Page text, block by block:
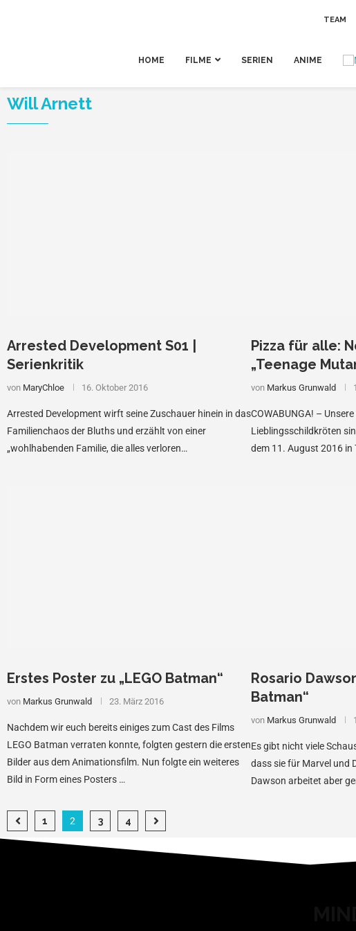
TEAM
HOME FILME SERIEN ANIME
Will Arnett
Arrested Development S01 |
Serienkritik
von MaryChloe 16. Oktober 2016
Arrested Development wirft seine Zuschauer hinein in das
Familienchaos der Bluths und erzählt von einer
„wohlhabenden Familie, die alles verloren…
Pizza für alle:
„Teenage
von Markus Grunwald
COWABUNGA! –
Lieblingsschildkröten
dem 11. August 2016 in
Erstes Poster zu „LEGO Batman“
von Markus Grunwald 23. März 2016
Nachdem wir euch bereits einiges zum Cast des Films
LEGO Batman verraten konnte, folgten gestern die ersten
Bilder aus dem Animationsfilm. Nun folgte ein weiteres
Bild in Form eines Posters …
Rosario
Batman“
von Markus Grunwald
Es gibt nicht viele
dass sie für Marvel und
Dawson arbeitet aber
1 2 3 4